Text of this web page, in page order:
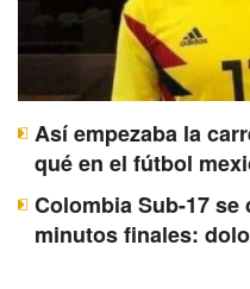
Así empezaba la
qué en el fútbol
Colombia Sub-17
minutos finales: